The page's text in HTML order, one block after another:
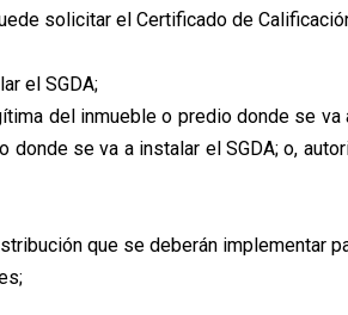
solicitar el Certificado de
el SGDA;
del inmueble o predio donde se
se va a instalar el SGDA; o,
que se deberán implementar